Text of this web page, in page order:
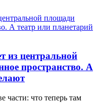
из центральной
пространство. А
части: что теперь там